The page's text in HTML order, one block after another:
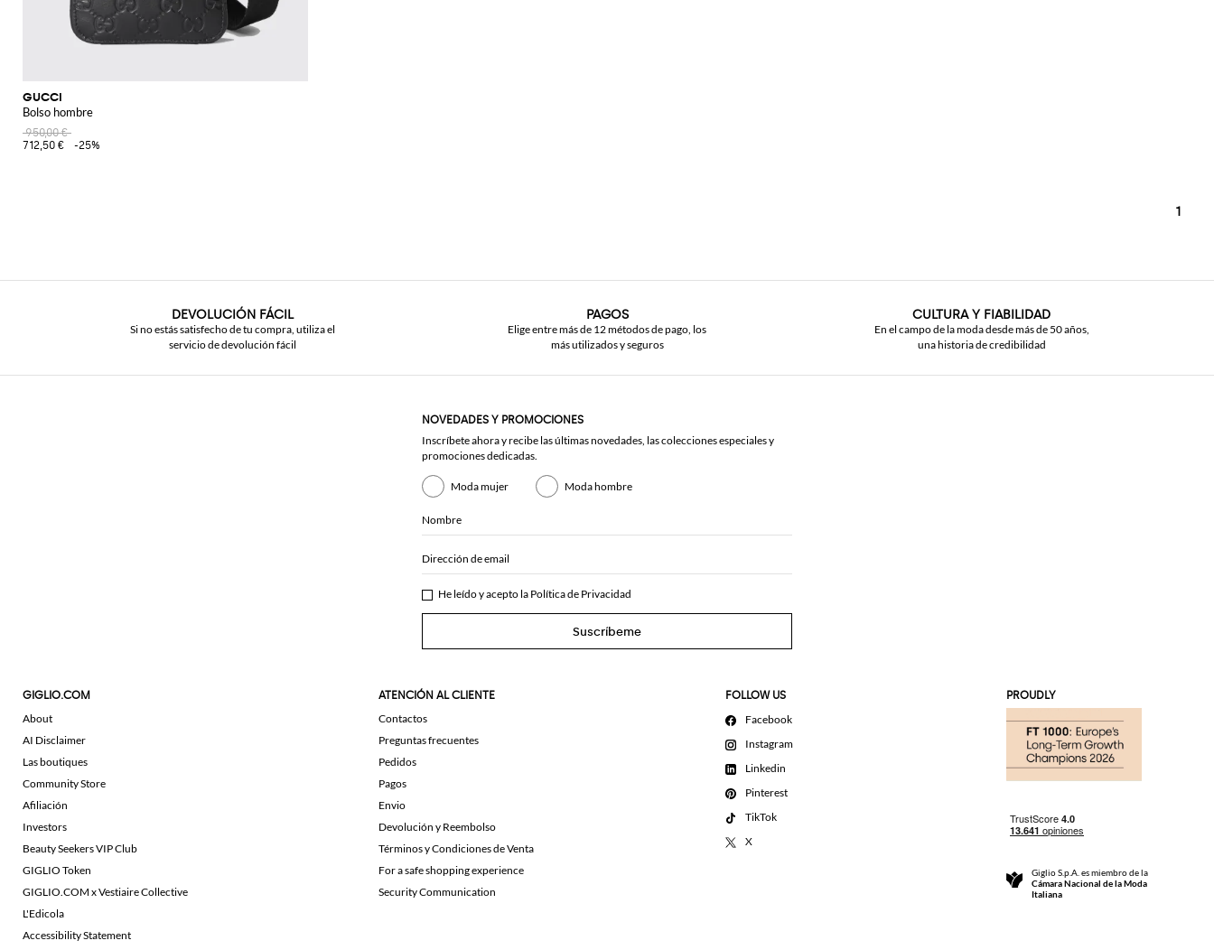
GUCCI
Bolso hombre
950,00 €
712,50 €
-25%
1
DEVOLUCIÓN FÁCIL
Si no estás satisfecho de tu compra, utiliza el
servicio de devolución fácil
PAGOS
Elige entre más de 12 métodos de pago, los
más utilizados y seguros
CULTURA Y FIABILIDAD
En el campo de la moda desde más de 50 años,
una historia de credibilidad
NOVEDADES Y PROMOCIONES
Inscríbete ahora y recibe las últimas novedades, las colecciones especiales y
promociones dedicadas.
Moda mujer Moda hombre
Nombre
Dirección de email
He leído y acepto la Política de Privacidad
Suscríbeme
GIGLIO.COM
About
AI Disclaimer
Las boutiques
Community Store
Afiliación
Investors
Beauty Seekers VIP Club
GIGLIO Token
GIGLIO.COM x Vestiaire Collective
L'Edicola
Accessibility Statement
ATENCIÓN AL CLIENTE
Contactos
Preguntas frecuentes
Pedidos
Pagos
Envio
Devolución y Reembolso
Términos y Condiciones de Venta
For a safe shopping experience
Security Communication
FOLLOW US
Facebook
Instagram
Linkedin
Pinterest
TikTok
X
PROUDLY
Giglio S.p.A. es miembro de la
Cámara Nacional de la Moda
Italiana